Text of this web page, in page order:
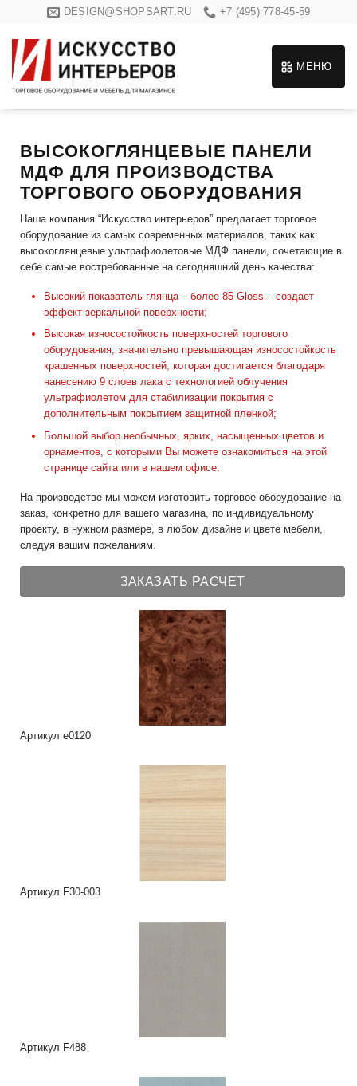
content
DESIGN@SHOPSART.RU +7 (495) 778-45-59
МЕНЮ
ВЫСОКОГЛЯНЦЕВЫЕ ПАНЕЛИ
МДФ ДЛЯ ПРОИЗВОДСТВА
ТОРГОВОГО ОБОРУДОВАНИЯ
Наша компания “Искусство интерьеров” предлагает торговое
оборудование из самых современных материалов, таких как:
высокоглянцевые ультрафиолетовые МДФ панели, сочетающие в
себе самые востребованные на сегодняшний день качества:
Высокий показатель глянца – более 85 Gloss – создает
эффект зеркальной поверхности;
Высокая износостойкость поверхностей торгового
оборудования, значительно превышающая износостойкость
крашенных поверхностей, которая достигается благодаря
нанесению 9 слоев лака с технологией облучения
ультрафиолетом для стабилизации покрытия с
дополнительным покрытием защитной пленкой;
Большой выбор необычных, ярких, насыщенных цветов и
орнаментов, с которыми Вы можете ознакомиться на этой
странице сайта или в нашем офисе.
На производстве мы можем изготовить торговое оборудование на
заказ, конкретно для вашего магазина, по индивидуальному
проекту, в нужном размере, в любом дизайне и цвете мебели,
следуя вашим пожеланиям.
ЗАКАЗАТЬ РАСЧЕТ
Артикул e0120
Артикул F30-003
Артикул F488